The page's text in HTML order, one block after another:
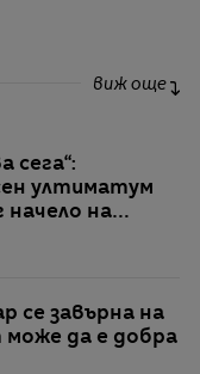
виж още
сега“:
ултиматум
начело на
се завърна на
може да е добра